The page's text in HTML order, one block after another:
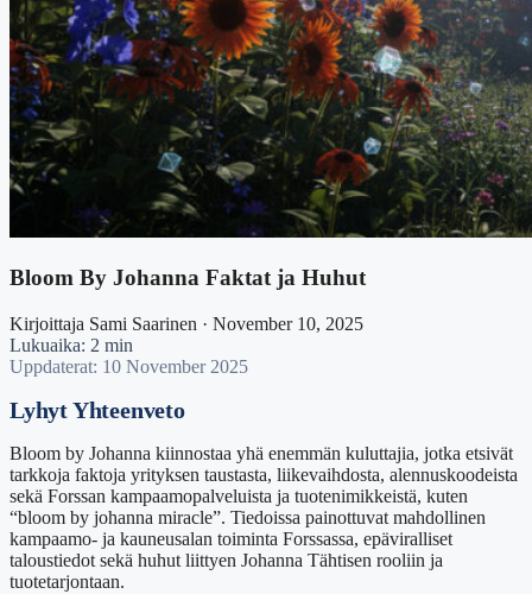
Bloom By Johanna Faktat ja Huhut
Kirjoittaja Sami Saarinen · November 10, 2025
Lukuaika: 2 min
Uppdaterat: 10 November 2025
Lyhyt Yhteenveto
Bloom by Johanna kiinnostaa yhä enemmän kuluttajia, jotka etsivät
tarkkoja faktoja yrityksen taustasta, liikevaihdosta, alennuskoodeista
sekä Forssan kampaamopalveluista ja tuotenimikkeistä, kuten
“bloom by johanna miracle”. Tiedoissa painottuvat mahdollinen
kampaamo- ja kauneusalan toiminta Forssassa, epäviralliset
taloustiedot sekä huhut liittyen Johanna Tähtisen rooliin ja
tuotetarjontaan.